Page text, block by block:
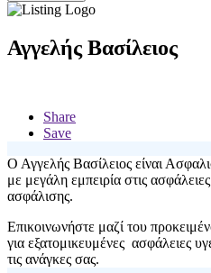
Αγγελής Βασίλειος
Share
Save
Ο Αγγελής Βασίλειος είναι
με μεγάλη εμπειρία στις
ασφάλισης.
Επικοινωνήστε μαζί του
για εξατομικευμένες ασφάλειες
τις ανάγκες σας.